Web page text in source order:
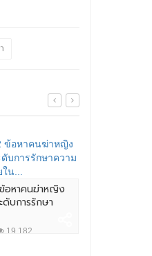
อหาคนฆ่าหญิง
ดับการรักษา
19,182